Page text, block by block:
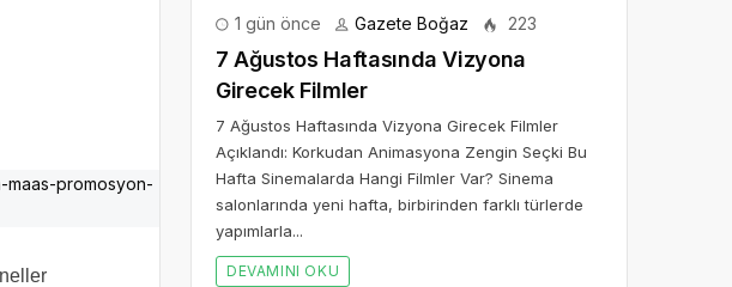
1 gün önce Gazete Boğaz 223
7 Ağustos Haftasında Vizyona
Girecek Filmler
7 Ağustos Haftasında Vizyona Girecek Filmler
Açıklandı: Korkudan Animasyona Zengin Seçki Bu
Hafta Sinemalarda Hangi Filmler Var? Sinema
salonlarında yeni hafta, birbirinden farklı türlerde
yapımlarla...
DEVAMINI OKU